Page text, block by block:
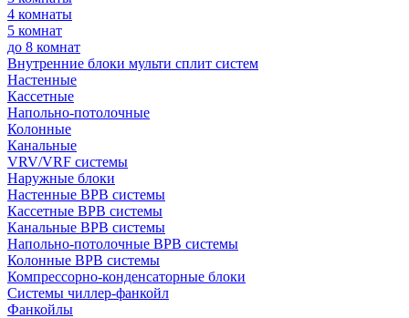
4 комнаты
5 комнат
до 8 комнат
Внутренние блоки мульти сплит систем
Настенные
Кассетные
Напольно-потолочные
Колонные
Канальные
VRV/VRF системы
Наружные блоки
Настенные ВРВ системы
Кассетные ВРВ системы
Канальные ВРВ системы
Напольно-потолочные ВРВ системы
Колонные ВРВ системы
Компрессорно-конденсаторные блоки
Системы чиллер-фанкойл
Фанкойлы